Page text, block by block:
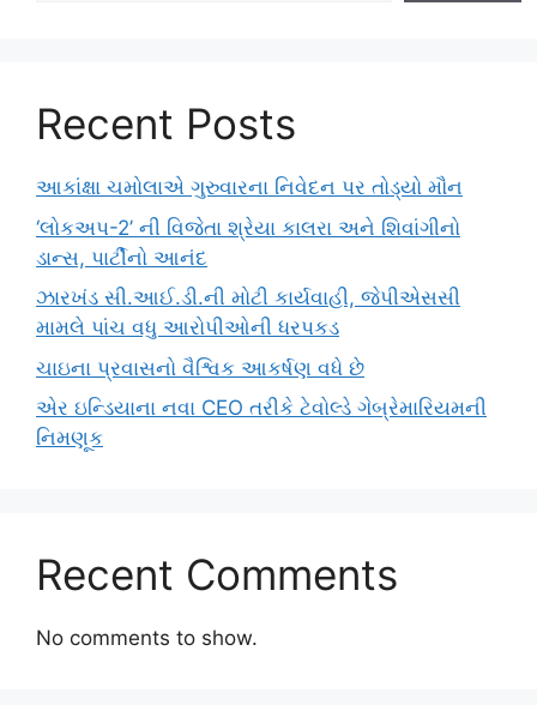
Recent Posts
આકાંક્ષા ચમોલાએ ગુરુવારના નિવેદન પર તોડ્યો મૌન
‘લોકઅપ-2’ ની વિજેતા શ્રેયા કાલરા અને શિવાંગીનો
ડાન્સ, પાર્ટીનો આનંદ
ઝારખંડ સી.આઈ.ડી.ની મોટી કાર્યવાહી, જેપીએસસી
મામલે પાંચ વધુ આરોપીઓની ધરપકડ
ચાઇના પ્રવાસનો વૈશ્વિક આકર્ષણ વધે છે
એર ઇન્ડિયાના નવા CEO તરીકે ટેવોલ્ડે ગેબ્રેમારિયમની
નિમણૂક
Recent Comments
No comments to show.